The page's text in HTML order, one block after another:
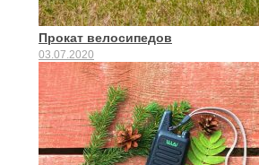
Прокат велосипедов
03.07.2020